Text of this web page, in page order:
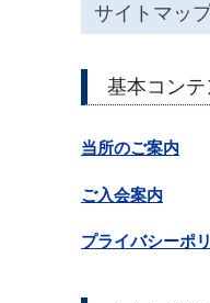
サイトマッ
基本コンテ
当所のご案内
ご入会案内
プライバシーポ